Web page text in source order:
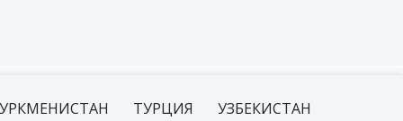
ТУРЦИЯ УЗБЕКИСТАН